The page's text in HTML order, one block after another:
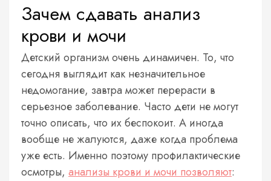
Зачем сдавать анализ
крови и мочи
Детский организм очень динамичен. То, что
сегодня выглядит как незначительное
недомогание, завтра может перерасти в
серьезное заболевание. Часто дети не могут
точно описать, что их беспокоит. А иногда
вообще не жалуются, даже когда проблема
уже есть. Именно поэтому профилактические
осмотры, анализы крови и мочи позволяют: